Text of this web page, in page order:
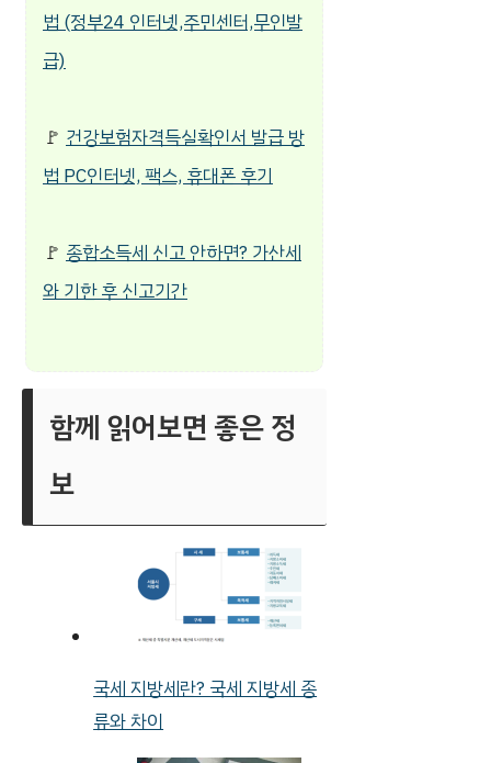
법 (정부24 인터넷,주민센터,무인발
급)
🚩 건강보험자격득실확인서 발급 방
법 PC인터넷, 팩스, 휴대폰 후기
🚩 종합소득세 신고 안하면? 가산세
와 기한 후 신고기간
함께 읽어보면 좋은 정
보
국세 지방세란? 국세 지방세 종
류와 차이